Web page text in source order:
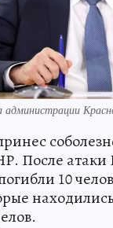
После атаки
10